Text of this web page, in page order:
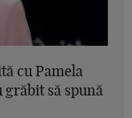
cu Pamela
să spună